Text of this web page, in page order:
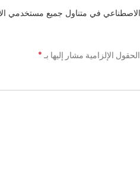
الحقول الإلزامية مشار إليها بـ *